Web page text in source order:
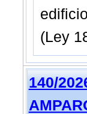
(Ley
140/